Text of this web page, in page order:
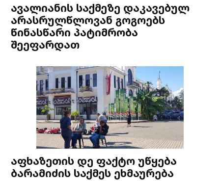
ავალიანის საქმეზე დაკავებულ
არასრულწლოვან გოგოებს
წინასწარი პატიმრობა
შეეფარდათ
აფხაზეთის დე ფაქტო უწყება
ბარამიძის საქმეს ეხმაურება